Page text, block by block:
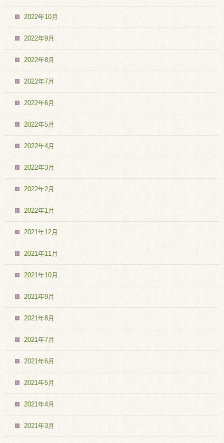
2022年10月
2022年9月
2022年8月
2022年7月
2022年6月
2022年5月
2022年4月
2022年3月
2022年2月
2022年1月
2021年12月
2021年11月
2021年10月
2021年9月
2021年8月
2021年7月
2021年6月
2021年5月
2021年4月
2021年3月